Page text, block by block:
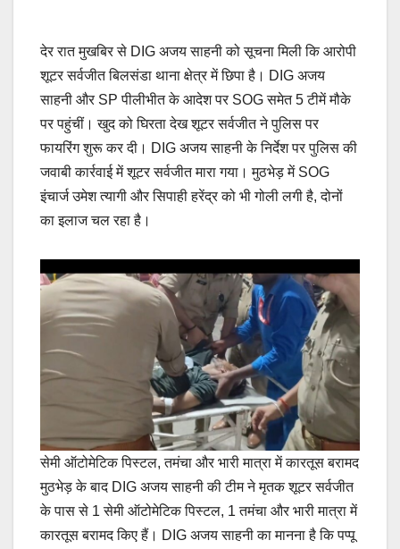
देर रात मुखबिर से DIG अजय साहनी को सूचना मिली कि आरोपी
शूटर सर्वजीत बिलसंडा थाना क्षेत्र में छिपा है। DIG अजय
साहनी और SP पीलीभीत के आदेश पर SOG समेत 5 टीमें मौके
पर पहुंचीं। खुद को घिरता देख शूटर सर्वजीत ने पुलिस पर
फायरिंग शुरू कर दी। DIG अजय साहनी के निर्देश पर पुलिस की
जवाबी कार्रवाई में शूटर सर्वजीत मारा गया। मुठभेड़ में SOG
इंचार्ज उमेश त्यागी और सिपाही हरेंद्र को भी गोली लगी है, दोनों
का इलाज चल रहा है।
सेमी ऑटोमेटिक पिस्टल, तमंचा और भारी मात्रा में कारतूस बरामद
मुठभेड़ के बाद DIG अजय साहनी की टीम ने मृतक शूटर सर्वजीत
के पास से 1 सेमी ऑटोमेटिक पिस्टल, 1 तमंचा और भारी मात्रा में
कारतूस बरामद किए हैं। DIG अजय साहनी का मानना है कि पप्पू